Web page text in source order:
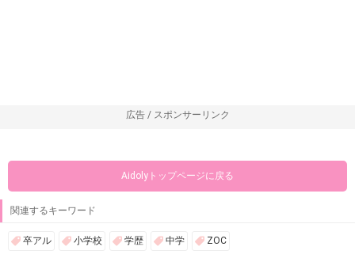
広告 / スポンサーリンク
Aidolyトップページに戻る
関連するキーワード
卒アル 小学校 学歴 中学 ZOC